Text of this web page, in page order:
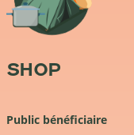
SHOP
Public bénéficiaire